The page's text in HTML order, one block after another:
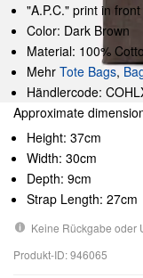
"A.P.C." print in front
Color: Dark Brown
Material: 100%
Mehr Tote Bags,
Händlercode:
Approximate
Height: 37cm
Width: 30cm
Depth: 9cm
Strap Length: 27cm
Keine Rückgabe oder
Produkt-ID: 946065